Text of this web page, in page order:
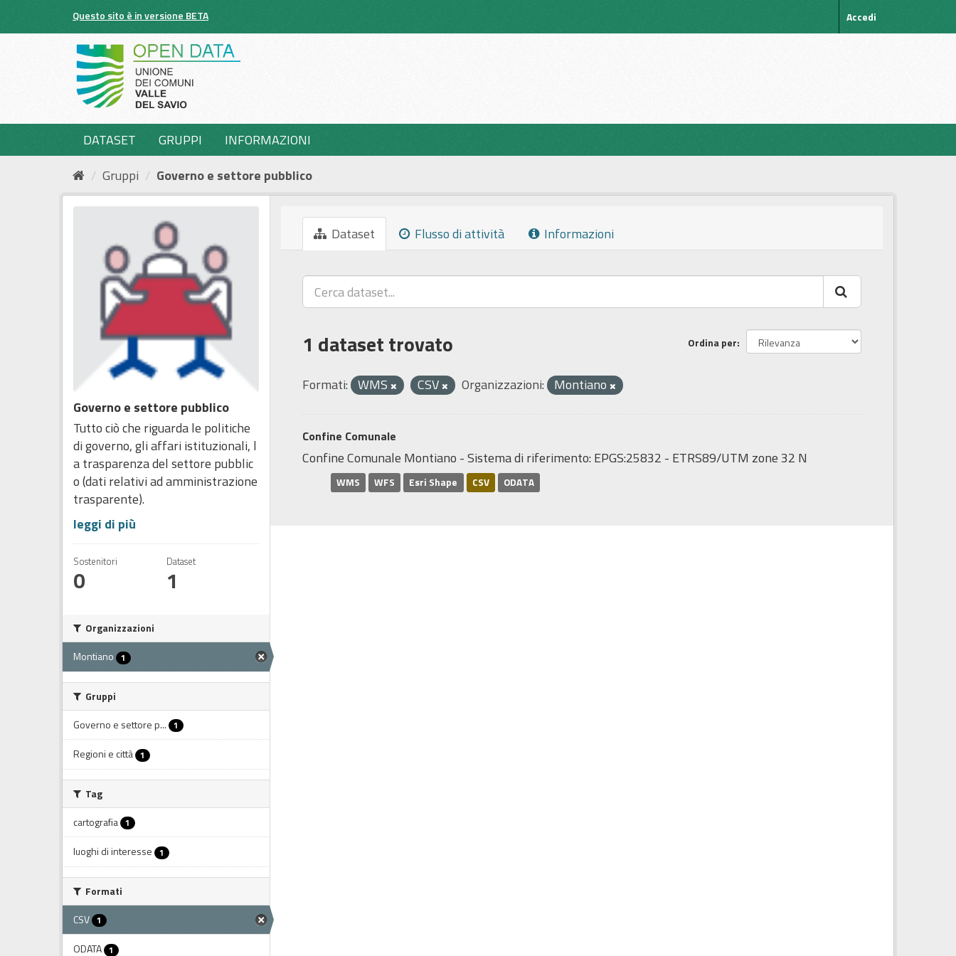
Questo sito è in versione BETA Accedi
DATASET GRUPPI
INFORMAZIONI
Gruppi
Governo e settore pubblico
Governo e settore pubblico
Tutto ciò che riguarda le politiche
di governo, gli affari istituzionali, l
a trasparenza del settore pubblic
o (dati relativi ad amministrazione
trasparente).
leggi di più
Sostenitori
0
Dataset
1
Organizzazioni
Montiano 1
Gruppi
Governo e settore p... 1
Regioni e città 1
Tag
cartografia 1
luoghi di interesse 1
Formati
CSV 1
ODATA 1
Dataset Flusso di attività Informazioni
Ordina per
1 dataset trovato
Formati: WMS CSV Organizzazioni: Montiano
Confine Comunale
Confine Comunale Montiano - Sistema di riferimento: EPGS:25832 - ETRS89/UTM zone 32 N
WMS WFS Esri Shape CSV ODATA